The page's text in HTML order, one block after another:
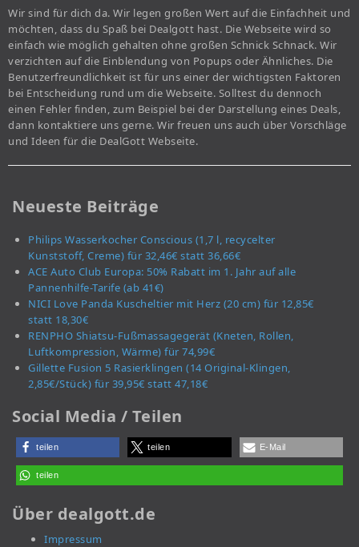
Wir sind für dich da. Wir legen großen Wert auf die Einfachheit und
möchten, dass du Spaß bei Dealgott hast. Die Webseite wird so
einfach wie möglich gehalten ohne großen Schnick Schnack. Wir
verzichten auf die Einblendung von Popups oder Ähnliches. Die
Benutzerfreundlichkeit ist für uns einer der wichtigsten Faktoren
bei Entscheidung rund um die Webseite. Solltest du dennoch
einen Fehler finden, zum Beispiel bei der Darstellung eines Deals,
dann kontaktiere uns gerne. Wir freuen uns auch über Vorschläge
und Ideen für die DealGott Webseite.
Neueste Beiträge
Philips Wasserkocher Conscious (1,7 l, recycelter
Kunststoff, Creme) für 32,46€ statt 36,66€
ACE Auto Club Europa: 50% Rabatt im 1. Jahr auf alle
Pannenhilfe-Tarife (ab 41€)
NICI Love Panda Kuscheltier mit Herz (20 cm) für 12,85€
statt 18,30€
RENPHO Shiatsu-Fußmassagegerät (Kneten, Rollen,
Luftkompression, Wärme) für 74,99€
Gillette Fusion 5 Rasierklingen (14 Original-Klingen,
2,85€/Stück) für 39,95€ statt 47,18€
Social Media / Teilen
teilen teilen E-Mail
teilen
Über dealgott.de
Impressum